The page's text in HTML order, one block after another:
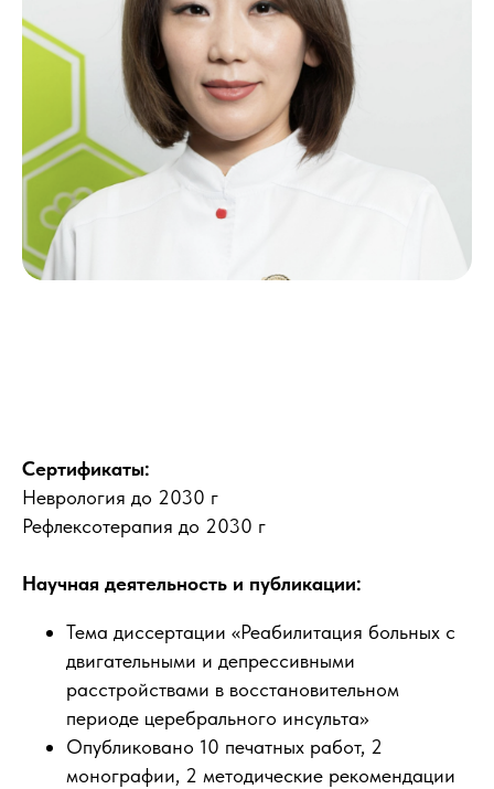
Сертификаты:
Неврология до 2030 г
Рефлексотерапия до 2030 г
Научная деятельность и публикации:
Тема диссертации «Реабилитация больных с
двигательными и депрессивными
расстройствами в восстановительном
периоде церебрального инсульта»
Опубликовано 10 печатных работ, 2
монографии, 2 методические рекомендации